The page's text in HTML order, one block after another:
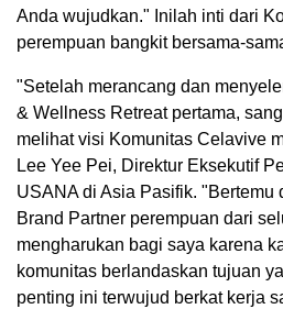
Anda wujudkan." Inilah inti dari
perempuan bangkit bersama-
"Setelah merancang dan
& Wellness Retreat pertama,
melihat visi Komunitas Celavive
Lee Yee Pei, Direktur Eksekutif
USANA di Asia Pasifik. "Bertemu
Brand Partner perempuan dari
mengharukan bagi saya karena
komunitas berlandaskan tujuan
penting ini terwujud berkat kerja